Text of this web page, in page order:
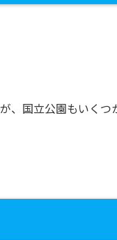
、国立公園もいくつ